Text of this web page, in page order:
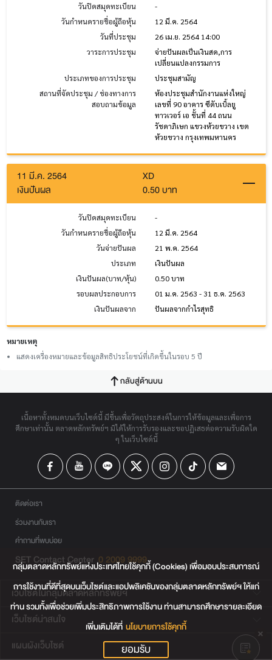
วันปิดสมุดทะเบียน
-
วันกำหนดรายชื่อผู้ถือหุ้น
12 มี.ค. 2564
วันที่ประชุม
26 เม.ย. 2564 14:00
วาระการประชุม
จ่ายปันผลเป็นเงินสด,การ
เปลี่ยนแปลงกรรมการ
ประเภทของการประชุม
ประชุมสามัญ
สถานที่จัดประชุม / ช่องทางการ
สอบถามข้อมูล
ห้องประชุมสำนักงานแห่งใหญ่
เลขที่ 90 อาคาร ซีดับเบิ้ลยู
ทาวเวอร์ เอ ชั้นที่ 44 ถนน
รัชดาภิเษก แขวงห้วยขวาง เขต
ห้วยขวาง กรุงเทพมหานคร
11 มี.ค. 2564
XD
เงินปันผล
0.50 บาท
วันปิดสมุดทะเบียน
-
วันกำหนดรายชื่อผู้ถือหุ้น
12 มี.ค. 2564
วันจ่ายปันผล
21 พ.ค. 2564
ประเภท
เงินปันผล
เงินปันผล(บาท/หุ้น)
0.50 บาท
รอบผลประกอบการ
01 ม.ค. 2563 - 31 ธ.ค. 2563
เงินปันผลจาก
ปันผลจากกำไรสุทธิ
หมายเหตุ
แสดงเครื่องหมายและข้อมูลสิทธิประโยชน์ที่เกิดขึ้นในรอบ 5 ปี
กลับสู่ด้านบน
เนื้อหาทั้งหมดบนเว็บไซต์นี้ มีขึ้นเพื่อวัตถุประสงค์ในการให้ข้อมูลและเพื่อการ
ศึกษาเท่านั้น ตลาดหลักทรัพย์ฯ มิได้ให้การรับรองและขอปฏิเสธต่อความรับผิดใด
ๆ ในเว็บไซต์นี้
ติดต่อเรา
ร่วมงานกับเรา
คำถามที่พบบ่อย
SET Contact Center 0 2009 9999
เว็บไซต์ในกลุ่มตลาดหลักทรัพย์ฯ
เว็บไซต์น่าสนใจ
แผนผังเว็บไซต์
กลุ่มตลาดหลักทรัพย์แห่งประเทศไทยใช้คุกกี้ (Cookies) เพื่อมอบประสบการณ์
การใช้งานที่ดีที่สุดบนเว็บไซต์และแอปพลิเคชันของกลุ่มตลาดหลักทรัพย์ฯ ให้แก่
ท่าน รวมทั้งเพื่อช่วยเพิ่มประสิทธิภาพการใช้งาน ท่านสามารถศึกษารายละเอียด
เพิ่มเติมได้ที่ นโยบายการใช้คุกกี้
ยอมรับ